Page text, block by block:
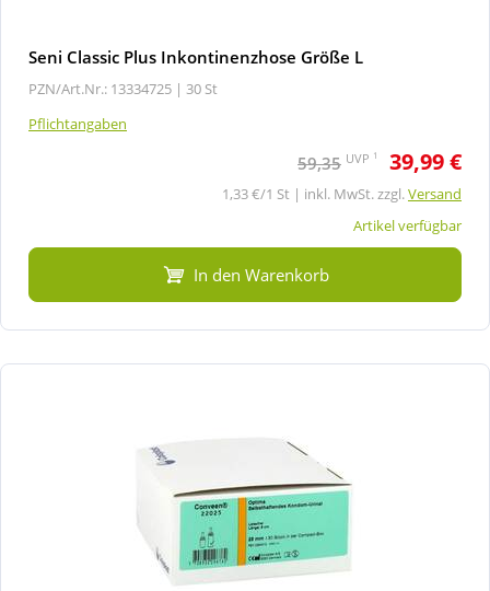
Seni Classic Plus Inkontinenzhose Größe L
PZN/Art.Nr.: 13334725 | 30 St
Pflichtangaben
59,35 UVP 1 39,99 €
1,33 €/1 St | inkl. MwSt. zzgl.Versand
Artikel verfügbar
In den Warenkorb